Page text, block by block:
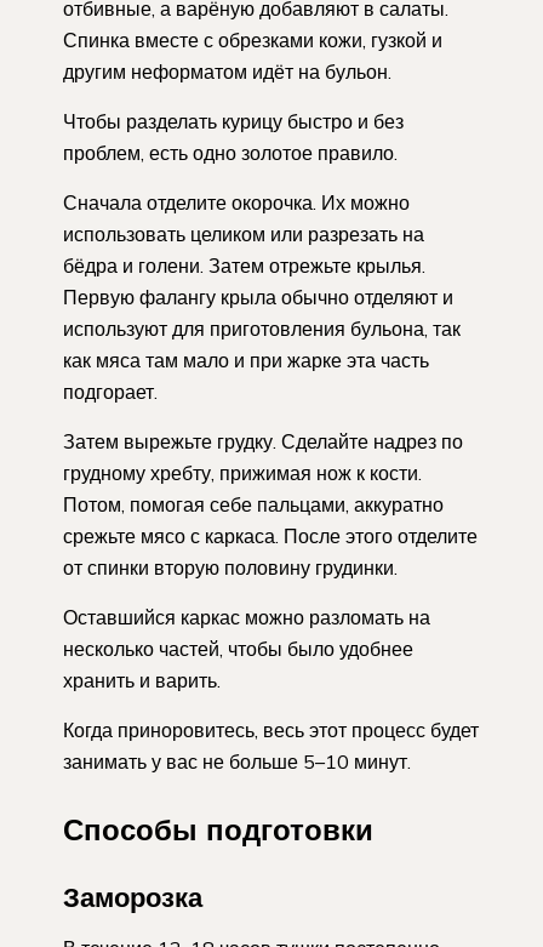
отбивные, а варёную добавляют в салаты.
Спинка вместе с обрезками кожи, гузкой и
другим неформатом идёт на бульон.
Чтобы разделать курицу быстро и без
проблем, есть одно золотое правило.
Сначала отделите окорочка. Их можно
использовать целиком или разрезать на
бёдра и голени. Затем отрежьте крылья.
Первую фалангу крыла обычно отделяют и
используют для приготовления бульона, так
как мяса там мало и при жарке эта часть
подгорает.
Затем вырежьте грудку. Сделайте надрез по
грудному хребту, прижимая нож к кости.
Потом, помогая себе пальцами, аккуратно
срежьте мясо с каркаса. После этого отделите
от спинки вторую половину грудинки.
Оставшийся каркас можно разломать на
несколько частей, чтобы было удобнее
хранить и варить.
Когда приноровитесь, весь этот процесс будет
занимать у вас не больше 5–10 минут.
Способы подготовки
Заморозка